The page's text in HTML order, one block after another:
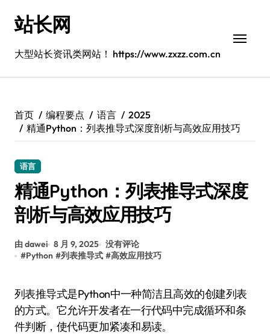
站长网
大型站长资讯类网站！ https://www.zxzz.com.cn
首页 编程要点 语言
2025
精通Python：列表推导式深度剖析与高效应用技巧
语言
精通Python：列表推导式深度
剖析与高效应用技巧
由 dawei 8 月 9, 2025 没有评论
#Python #列表推导式 #高效应用技巧
列表推导式是Python中一种简洁且高效的创建列表
的方式。它允许开发者在一行代码中完成循环和条
件判断，使代码更加紧凑和易读。